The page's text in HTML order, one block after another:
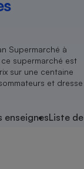
Supermarché à
ce supermarché est
sur une centaine
et dresse
enseignesListe
- Location
- Grande surface
- Fidélisation
judiciaire
- Travaux
- Tourisme
électrique
administrative
aérien